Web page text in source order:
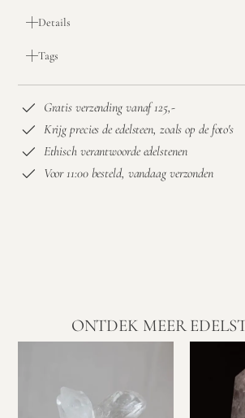
Details
Tags
Gratis verzending vanaf 125,-
Krijg precies de edelsteen, zoals op de foto's
Ethisch verantwoorde edelstenen
Voor 11:00 besteld, vandaag verzonden
ONTDEK MEER